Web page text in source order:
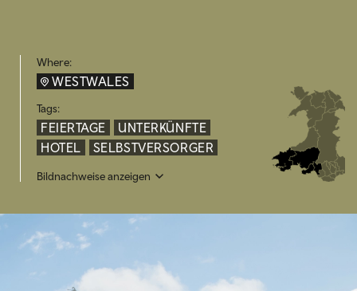
Where:
WESTWALES
Tags:
FEIERTAGE
UNTERKÜNFTE
HOTEL
SELBSTVERSORGER
Bildnachweise anzeigen